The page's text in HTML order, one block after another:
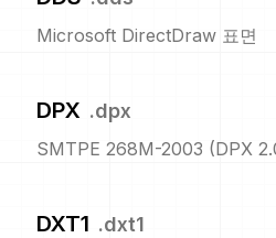
Microsoft DirectDraw 표면
DPX .dpx
SMTPE 268M-2003 (DPX
DXT1 .dxt1